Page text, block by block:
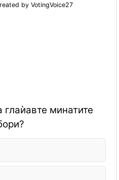
by VotingVoice27
глаѝавте минатите